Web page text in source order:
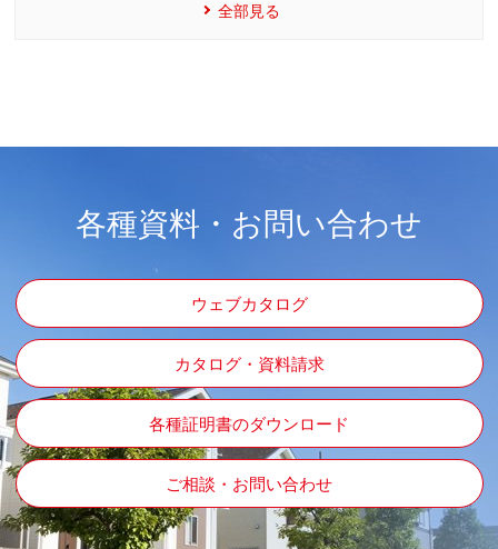
全部見る
各種資料・お問い合わせ
ウェブカタログ
カタログ・資料請求
各種証明書のダウンロード
ご相談・お問い合わせ